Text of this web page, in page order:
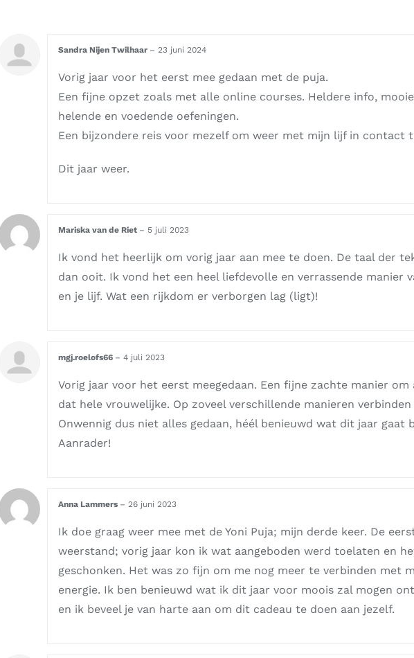
Sandra Nijen Twilhaar – 23 juni 2024
Vorig jaar voor het eerst mee gedaan met de puja.
Een fijne opzet zoals met alle online courses. Heldere info,
helende en voedende oefeningen.
Een bijzondere reis voor mezelf om weer met mijn lijf in contact
Dit jaar weer.
Mariska van de Riet – 5 juli 2023
Ik vond het heerlijk om vorig jaar aan mee te doen. De taal der
dan ooit. Ik vond het een heel liefdevolle en verrassende manier
en je lijf. Wat een rijkdom er verborgen lag (ligt)!
mgj.roelofs66 – 4 juli 2023
Vorig jaar voor het eerst meegedaan. Een fijne zachte manier
dat hele vrouwelijke. Op zoveel verschillende manieren verbinden
Onwennig dus niet alles gedaan, héél benieuwd wat dit jaar gaat
Aanrader!
Anna Lammers – 26 juni 2023
Ik doe graag weer mee met de Yoni Puja; mijn derde keer. De
weerstand; vorig jaar kon ik wat aangeboden werd toelaten en
geschonken. Het was zo fijn om me nog meer te verbinden met
energie. Ik ben benieuwd wat ik dit jaar voor moois zal mogen
en ik beveel je van harte aan om dit cadeau te doen aan jezelf.